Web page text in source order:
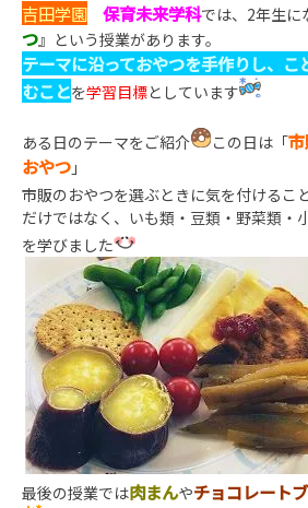
吉田学園 保育未来学科では、2年生に
つ』という授業があります。
テーマに沿っておやつを手作りし、こ
むことを学習目標としています
ある日のテーマをご紹介 この日は「
おやつ 」
市販のおやつを選ぶときに気を付けるこ
だけではなく、いも類・豆類・野菜類・
を学びました
最後の授業では肉まんやチョコレート